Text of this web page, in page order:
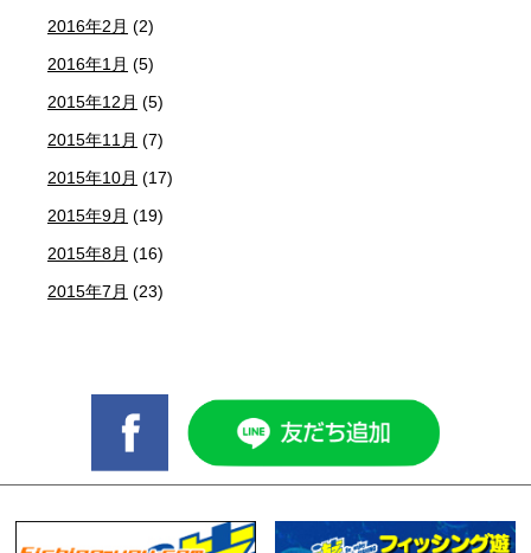
2016年2月 (2)
2016年1月 (5)
2015年12月 (5)
2015年11月 (7)
2015年10月 (17)
2015年9月 (19)
2015年8月 (16)
2015年7月 (23)